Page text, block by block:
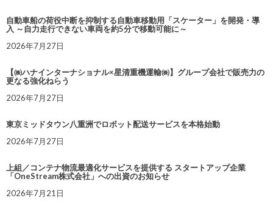
自動車船の荷役中断を抑制する自動車移動用「スケーター」を開発・導
入 ～自力走行できない車両を約5分で移動可能に～
2026年7月27日
【㈱ハナインターナショナル×星清重機運輸㈱】グループ会社で販売力の
更なる強化ねらう
2026年7月27日
東京ミッドタウン八重洲でロボット配送サービスを本格始動
2026年7月27日
上組／コンテナ物流最適化サービスを提供する スタートアップ企業
「OneStream株式会社」への出資のお知らせ
2026年7月21日